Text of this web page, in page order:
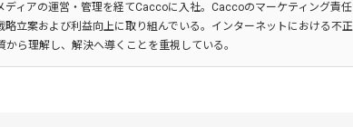
ィアの運営・管理を経てCaccoに入社。Caccoのマーケティング責任
立案および利益向上に取り組んでいる。インターネットにおける不正
ら理解し、解決へ導くことを重視している。